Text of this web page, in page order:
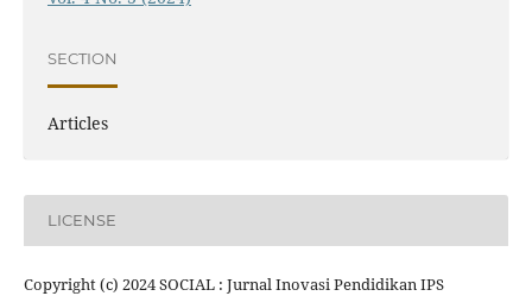
SECTION
Articles
LICENSE
Copyright (c) 2024 SOCIAL : Jurnal Inovasi Pendidikan IPS